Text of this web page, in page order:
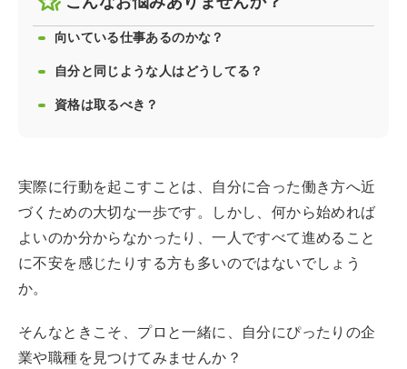
向いている仕事あるのかな？
自分と同じような人はどうしてる？
資格は取るべき？
実際に行動を起こすことは、自分に合った働き方へ近
づくための大切な一歩です。しかし、何から始めれば
よいのか分からなかったり、一人ですべて進めること
に不安を感じたりする方も多いのではないでしょう
か。
そんなときこそ、プロと一緒に、自分にぴったりの企
業や職種を見つけてみませんか？